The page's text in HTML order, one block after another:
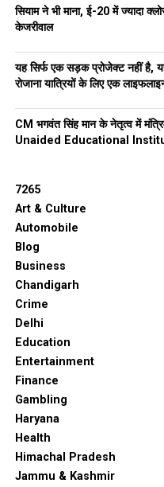
सियाम ने भी माना, ई-20 में ज्यादा
केजरीवाल
यह सिर्फ एक सड़क प्रोजेक्ट नहीं है,
रोजाना यात्रियों के लिए एक
CM भगवंत सिंह मान के नेतृत्व में
Unaided Educational
7265
Art & Culture
Automobile
Blog
Business
Chandigarh
Crime
Delhi
Education
Entertainment
Finance
Gambling
Haryana
Health
Himachal Pradesh
Jammu & Kashmir